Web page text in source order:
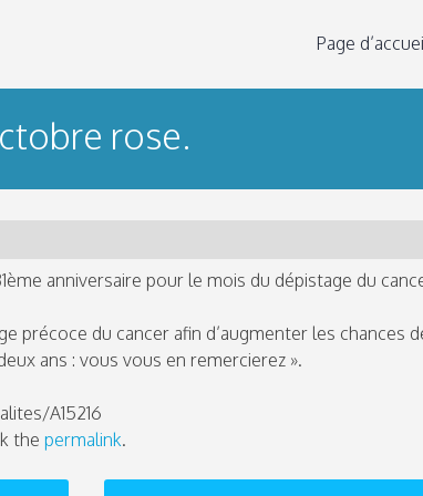
Page
rose.
anniversaire pour le mois du dépistage du
précoce du cancer afin d’augmenter les chances
ans : vous vous en remercierez ».
A15216
the permalink.